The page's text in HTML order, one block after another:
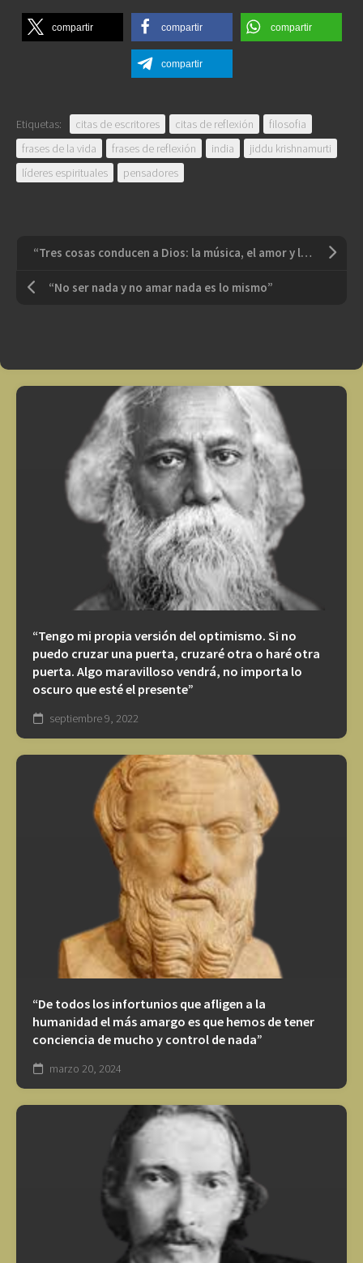
compartir compartir compartir
compartir
Etiquetas: citas de escritores citas de reflexión
filosofia
frases de la vida
frases de reflexión india
jiddu krishnamurti
líderes espirituales
pensadores
“Tres cosas conducen a Dios: la música, el amor y la filosofía”
“No ser nada y no amar nada es lo mismo”
“Tengo mi propia versión del optimismo. Si no
puedo cruzar una puerta, cruzaré otra o haré otra
puerta. Algo maravilloso vendrá, no importa lo
oscuro que esté el presente”
septiembre 9, 2022
“De todos los infortunios que afligen a la
humanidad el más amargo es que hemos de tener
conciencia de mucho y control de nada”
marzo 20, 2024